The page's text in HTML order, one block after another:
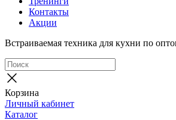
Контакты
Акции
Встраиваемая техника для кухни по
Корзина
Личный кабинет
Каталог